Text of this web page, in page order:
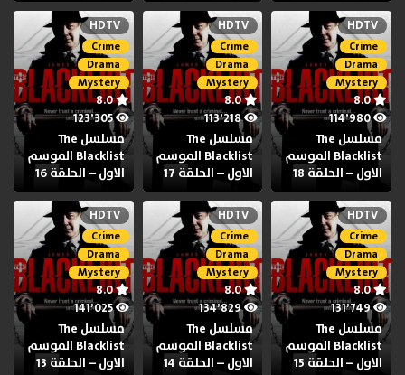
HDTV
Crime
Drama
Mystery
8.0
114٬980
مسلسل The
Blacklist الموسم
الاول – الحلقة 18
HDTV
Crime
Drama
Mystery
8.0
113٬218
مسلسل The
Blacklist الموسم
الاول – الحلقة 17
HDTV
Crime
Drama
Mystery
8.0
123٬305
مسلسل The
Blacklist الموسم
الاول – الحلقة 16
HDTV
Crime
Drama
Mystery
8.0
131٬749
مسلسل The
Blacklist الموسم
الاول – الحلقة 15
HDTV
Crime
Drama
Mystery
8.0
134٬829
مسلسل The
Blacklist الموسم
الاول – الحلقة 14
HDTV
Crime
Drama
Mystery
8.0
141٬025
مسلسل The
Blacklist الموسم
الاول – الحلقة 13